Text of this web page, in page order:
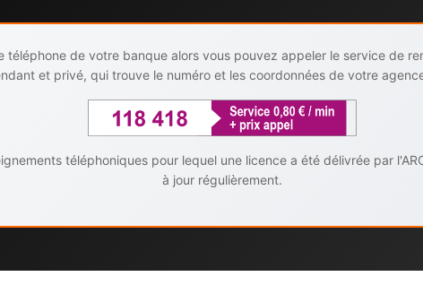
téléphone de votre banque alors vous pouvez appeler le service de
et privé, qui trouve le numéro et les coordonnées de votre
téléphoniques pour lequel une licence a été délivrée par
à jour régulièrement.